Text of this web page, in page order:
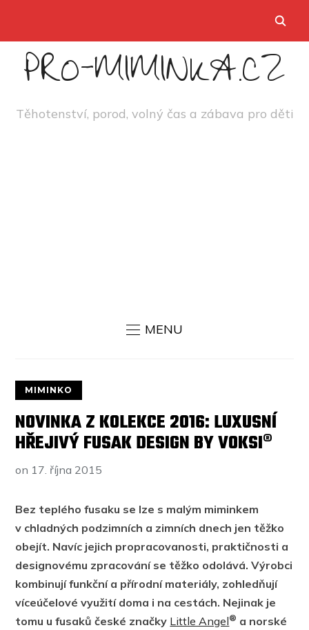
PRO-MIMINKA.CZ
Těhotenství, porod, volný čas a zábava pro děti
MENU
MIMINKO
NOVINKA Z KOLEKCE 2016: LUXUSNÍ
HŘEJIVÝ FUSAK DESIGN BY VOKSI®
on 17. října 2015
Bez teplého fusaku se lze s malým miminkem
v chladných podzimních a zimních dnech jen těžko
obejít. Navíc jejich propracovanosti, praktičnosti a
designovému zpracování se těžko odolává. Výrobci
kombinují funkční a přírodní materiály, zohledňují
víceúčelové využití doma i na cestách. Nejinak je
tomu u fusaků české značky Little Angel® a norské